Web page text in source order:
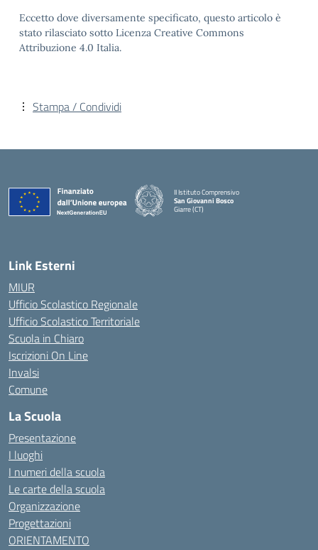
Eccetto dove diversamente specificato, questo articolo è
stato rilasciato sotto Licenza Creative Commons
Attribuzione 4.0 Italia.
Stampa / Condividi
II Istituto Comprensivo
San Giovanni Bosco
Giarre (CT)
Link Esterni
MIUR
Ufficio Scolastico Regionale
Ufficio Scolastico Territoriale
Scuola in Chiaro
Iscrizioni On Line
Invalsi
Comune
La Scuola
Presentazione
I luoghi
I numeri della scuola
Le carte della scuola
Organizzazione
Progettazioni
ORIENTAMENTO